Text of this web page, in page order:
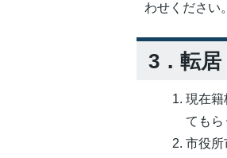
わせください。
3．転居
現在籍
てもら
市役所